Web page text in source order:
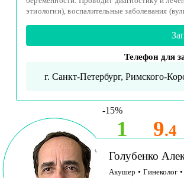
этиологии), воспалительные заболевания
Телефон для
г. Санкт-Петербург, Римского-
-15%
1 9.4
Принимает детей
и взрослых
Голубенко
Акушер • Гинеколог •